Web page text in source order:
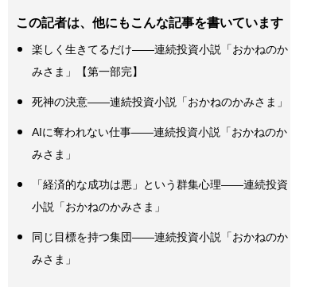
この記者は、他にもこんな記事を書いています
楽しく生きてるだけ――連続投資小説「おかねのか
みさま」【第一部完】
死神の決意――連続投資小説「おかねのかみさま」
AIに奪われない仕事――連続投資小説「おかねのか
みさま」
「経済的な成功は悪」という群集心理――連続投資
小説「おかねのかみさま」
同じ目標を持つ集団――連続投資小説「おかねのか
みさま」